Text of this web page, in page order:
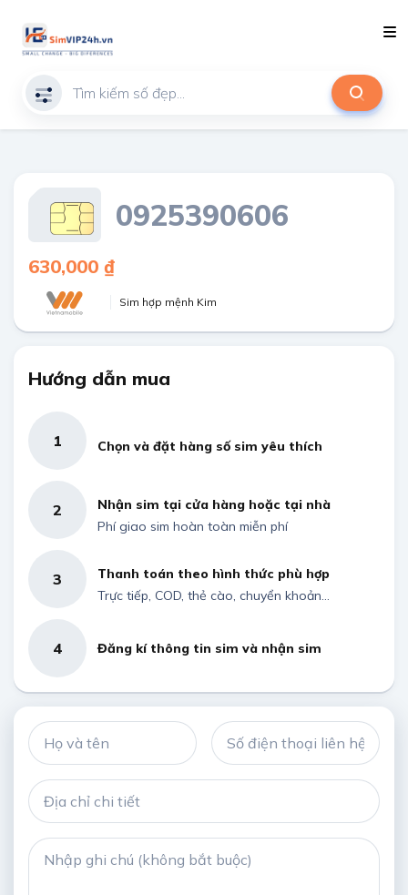
0925390606
630,000 ₫
Sim hợp mệnh Kim
Hướng dẫn mua
1 Chọn và đặt hàng số sim yêu thích
2
Nhận sim tại cửa hàng hoặc tại nhà
Phí giao sim hoàn toàn miễn phí
3
Thanh toán theo hình thức phù hợp
Trực tiếp, COD, thẻ cào, chuyển khoản...
4 Đăng kí thông tin sim và nhận sim